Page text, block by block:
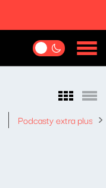
Podcasty extra plus